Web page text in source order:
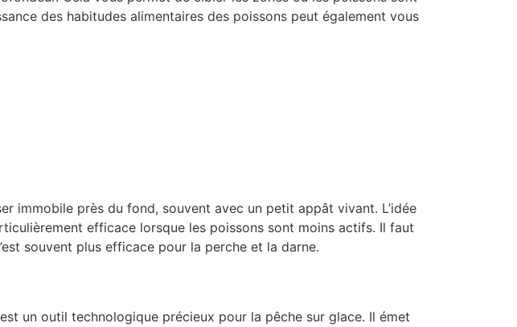
des habitudes alimentaires des poissons peut également vous
immobile près du fond, souvent avec un petit appât vivant. L’idée
efficace lorsque les poissons sont moins actifs. Il faut
souvent plus efficace pour la perche et la darne.
un outil technologique précieux pour la pêche sur glace. Il émet